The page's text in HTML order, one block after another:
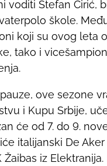
voditi Stefan Ćirić,
škole.
koji su ovog leta
tako i
ove sezone
i Kupu Srbije,
će od 7. do 9.
italijanski De
iz